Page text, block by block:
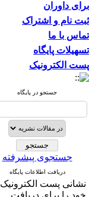
برای داوران
ثبت نام و اشتراک
تماس با ما
تسهیلات پایگاه
پست الکترونیک
جستجو در پایگاه
جستجوی پیشرفته
دریافت اطلاعات پایگاه
نشانی پست الکترونیک
خود را برای دریافت